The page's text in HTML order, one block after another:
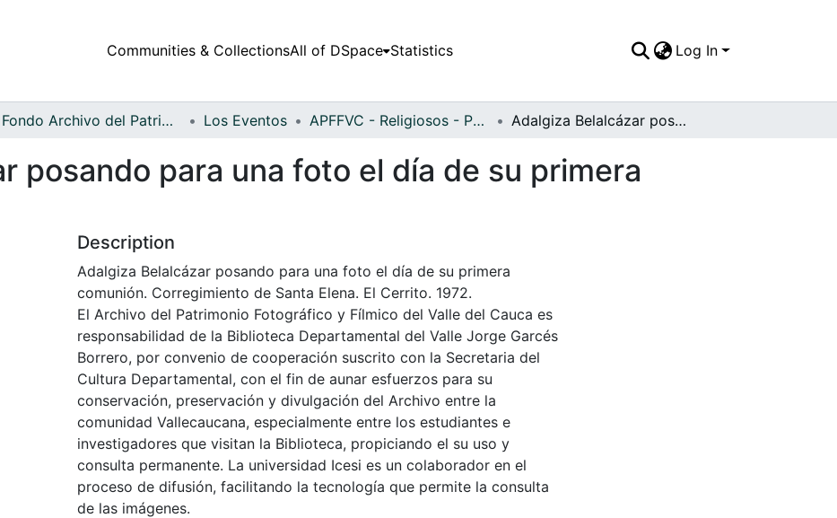
Communities & CollectionsAll of DSpace Statistics Log In
Fondo Archivo del Patrimonio Fotográfico y Fílmico del Valle del Cauca Los Eventos APFFVC - Religiosos - Patrimonial Adalgiza Belalcázar posando para una foto el día de su primera comunión
posando para una foto el día de su primera
Description
Adalgiza Belalcázar posando para una foto el día de su primera
comunión. Corregimiento de Santa Elena. El Cerrito. 1972.
El Archivo del Patrimonio Fotográfico y Fílmico del Valle del Cauca es
responsabilidad de la Biblioteca Departamental del Valle Jorge Garcés
Borrero, por convenio de cooperación suscrito con la Secretaria del
Cultura Departamental, con el fin de aunar esfuerzos para su
conservación, preservación y divulgación del Archivo entre la
comunidad Vallecaucana, especialmente entre los estudiantes e
investigadores que visitan la Biblioteca, propiciando el su uso y
consulta permanente. La universidad Icesi es un colaborador en el
proceso de difusión, facilitando la tecnología que permite la consulta
de las imágenes.